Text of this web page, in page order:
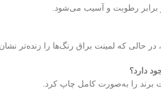
برابر رطوبت و آسیب می‌شود.
حالی که لمینت براق رنگ‌ها را زنده‌تر
دارد؟
برند را به‌صورت کامل چاپ کرد.